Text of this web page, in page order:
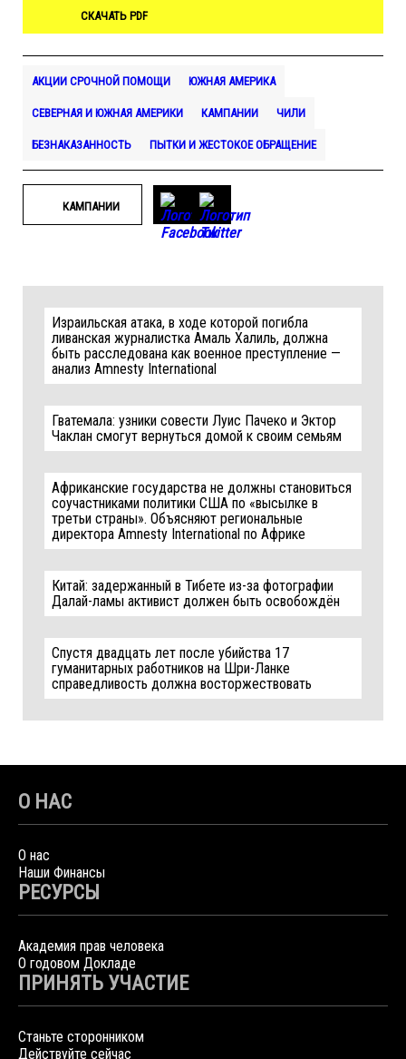
СКАЧАТЬ PDF
АКЦИИ СРОЧНОЙ ПОМОЩИ ЮЖНАЯ АМЕРИКА
СЕВЕРНАЯ И ЮЖНАЯ АМЕРИКИ КАМПАНИИ ЧИЛИ
БЕЗНАКАЗАННОСТЬ ПЫТКИ И ЖЕСТОКОЕ ОБРАЩЕНИЕ
КАМПАНИИ
Израильская атака, в ходе которой погибла
ливанская журналистка Амаль Халиль, должна
быть расследована как военное преступление —
анализ Amnesty International
Гватемала: узники совести Луис Пачеко и Эктор
Чаклан смогут вернуться домой к своим семьям
Африканские государства не должны становиться
соучастниками политики США по «высылке в
третьи страны». Объясняют региональные
директора Amnesty International по Африке
Китай: задержанный в Тибете из-за фотографии
Далай-ламы активист должен быть освобождён
Спустя двадцать лет после убийства 17
гуманитарных работников на Шри-Ланке
справедливость должна восторжествовать
О НАС
О нас
Наши Финансы
РЕСУРСЫ
Академия прав человека
О годовом Докладе
ПРИНЯТЬ УЧАСТИЕ
Станьте сторонником
Действуйте сейчас